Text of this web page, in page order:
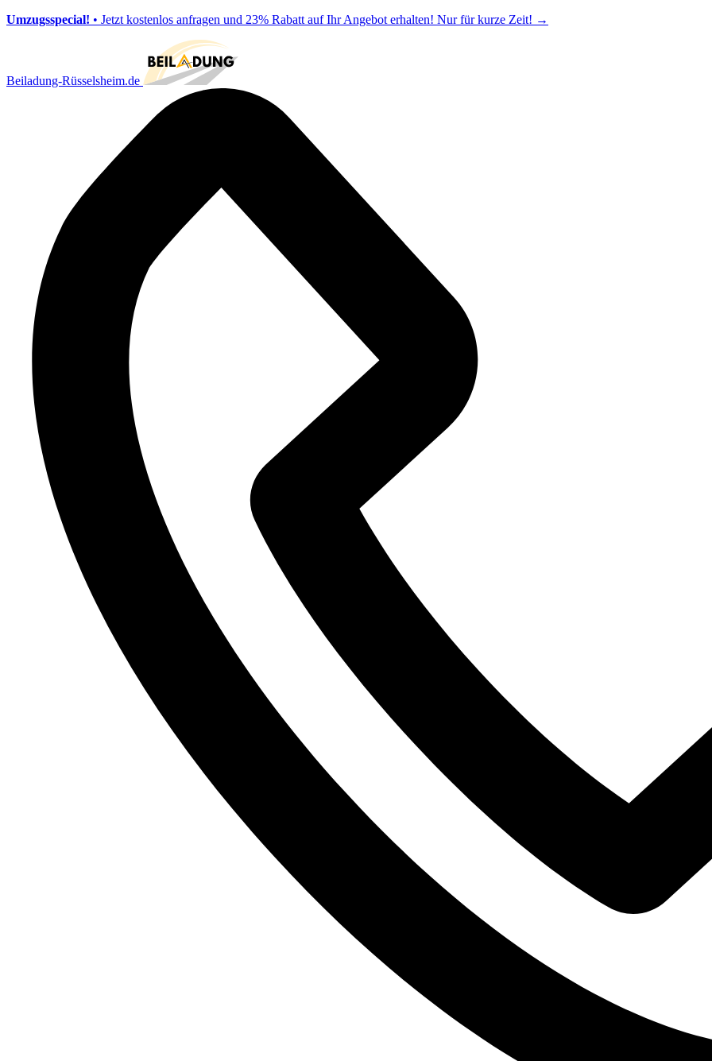
Umzugsspecial! • Jetzt kostenlos anfragen und 23% Rabatt auf Ihr Angebot erhalten! Nur für kurze Zeit! →
Beiladung-Rüsselsheim.de